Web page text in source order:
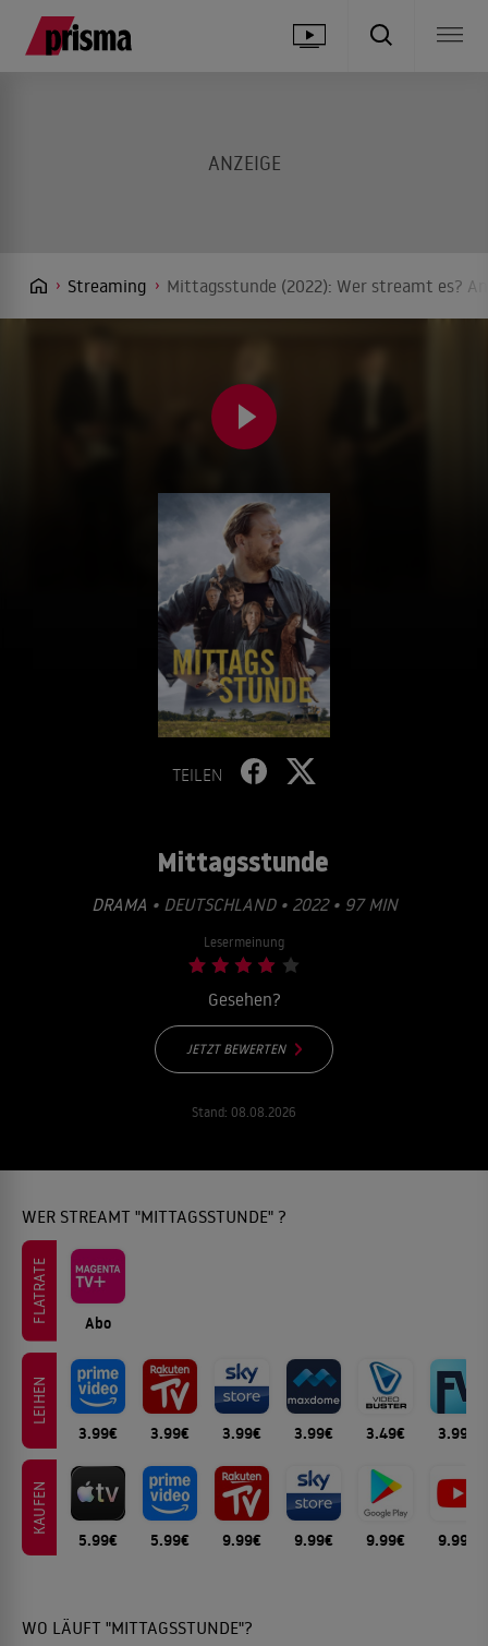
Streaming Mittagsstunde (2022): Wer streamt es?
TEILEN
Mittagsstunde
DRAMA • DEUTSCHLAND • 2022 • 97 MIN
Lesermeinung
Gesehen?
JETZT BEWERTEN
Stand: 08.08.2026
WER STREAMT "MITTAGSSTUNDE" ?
FLATRATE Abo
LEIHEN
3.99€ 3.99€ 3.99€ 3.99€ 3.49€ 3.99€
KAUFEN
5.99€ 5.99€ 9.99€ 9.99€ 9.99€ 9.99€
WO LÄUFT "MITTAGSSTUNDE"?